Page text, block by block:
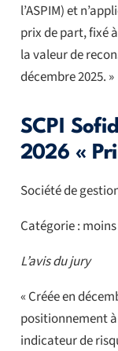
l’ASPIM) et
prix de part, fixé
la valeur de
décembre 2025. »
SCPI
2026 «
Société de
Catégorie :
L’avis du jury
« Créée en
positionnement
indicateur de